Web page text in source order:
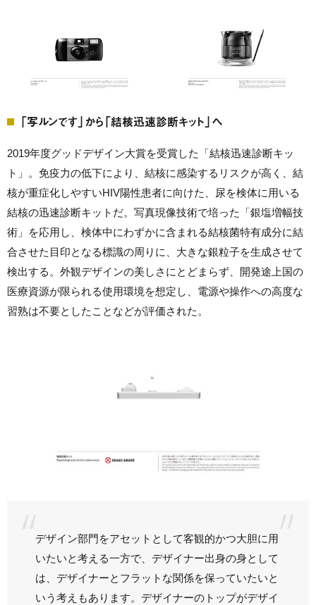
「写ルンです」から「結核迅速診断キット」へ
2019年度グッドデザイン大賞を受賞した「結核迅速診断キッ
ト」。免疫力の低下により、結核に感染するリスクが高く、結
核が重症化しやすいHIV陽性患者に向けた、尿を検体に用いる
結核の迅速診断キットだ。写真現像技術で培った「銀塩増幅技
術」を応用し、検体中にわずかに含まれる結核菌特有成分に結
合させた目印となる標識の周りに、大きな銀粒子を生成させて
検出する。外観デザインの美しさにとどまらず、開発途上国の
医療資源が限られる使用環境を想定し、電源や操作への高度な
習熟は不要としたことなどが評価された。
デザイン部門をアセットとして客観的かつ大胆に用
いたいと考える一方で、デザイナー出身の身として
は、デザイナーとフラットな関係を保っていたいと
いう考えもあります。デザイナーのトップがデザイ